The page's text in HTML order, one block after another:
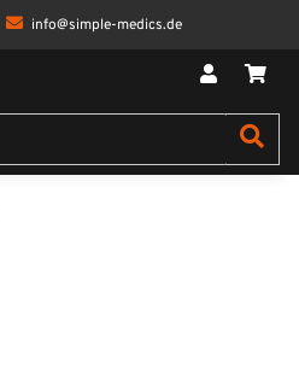
info@simple-medics.de